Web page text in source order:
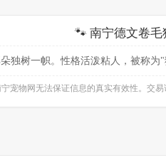
🐾 南宁德文卷毛
独树一帜。性格活泼粘人，被称为
宠物网无法保证信息的真实有效性。交